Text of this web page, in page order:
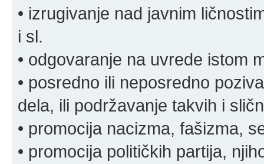
• izrugivanje nad javnim
i sl.
• odgovaranje na uvrede istom
• posredno ili neposredno
dela, ili podržavanje takvih i
• promocija nacizma, fašizma,
• promocija političkih partija,